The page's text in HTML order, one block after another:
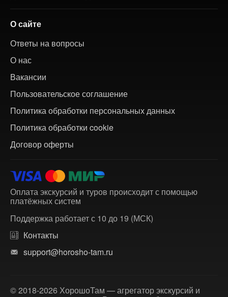
О сайте
Ответы на вопросы
О нас
Вакансии
Пользовательское соглашение
Политика обработки персональных данных
Политика обработки cookie
Договор оферты
Оплата экскурсий и туров происходит с помощью
платёжных систем
Поддержка работает с 10 до 19 (МСК)
Контакты
support@horosho-tam.ru
© 2018-2026 ХорошоТам — агрегатор экскурсий и